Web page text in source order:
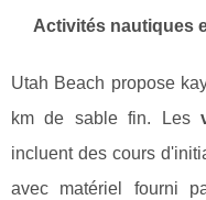
Activités nautiques
Utah Beach propose
km de sable fin. Les
incluent des cours
avec matériel fourni